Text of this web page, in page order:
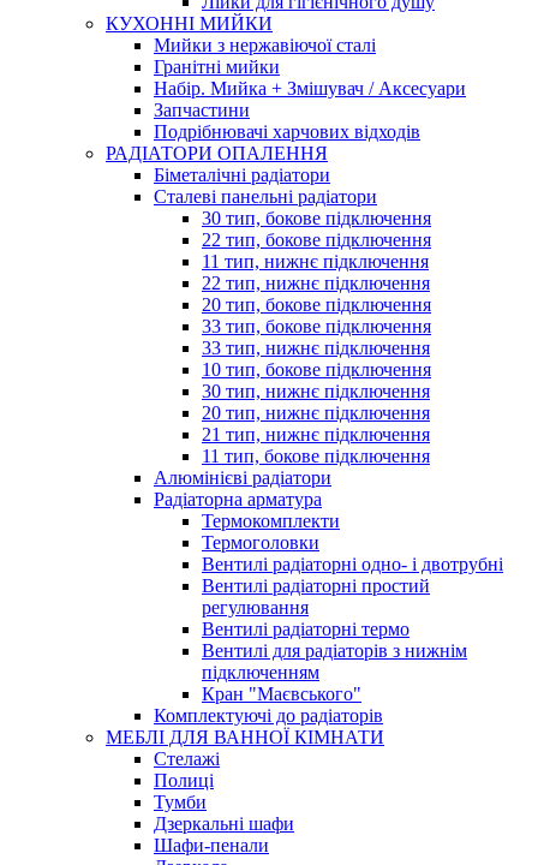
КУХОННІ МИЙКИ
Мийки з нержавіючої сталі
Гранітні мийки
Набір. Мийка + Змішувач / Аксесуари
Запчастини
Подрібнювачі харчових відходів
РАДІАТОРИ ОПАЛЕННЯ
Біметалічні радіатори
Сталеві панельні радіатори
30 тип, бокове підключення
22 тип, бокове підключення
11 тип, нижнє підключення
22 тип, нижнє підключення
20 тип, бокове підключення
33 тип, бокове підключення
33 тип, нижнє підключення
10 тип, бокове підключення
30 тип, нижнє підключення
20 тип, нижнє підключення
21 тип, нижнє підключення
11 тип, бокове підключення
Алюмінієві радіатори
Радіаторна арматура
Термокомплекти
Термоголовки
Вентилі радіаторні одно- і двотрубні
Вентилі радіаторні простий
регулювання
Вентилі радіаторні термо
Вентилі для радіаторів з нижнім
підключенням
Кран "Маєвського"
Комплектуючі до радіаторів
МЕБЛІ ДЛЯ ВАННОЇ КІМНАТИ
Стелажі
Полиці
Тумби
Дзеркальні шафи
Шафи-пенали